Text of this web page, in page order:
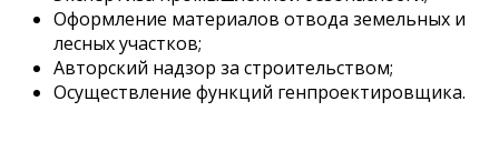
Оформление материалов отвода земельных и
лесных участков;
Авторский надзор за строительством;
Осуществление функций генпроектировщика.